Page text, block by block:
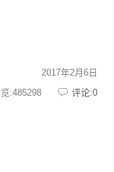
2017年2月6日
:485298 评论:0